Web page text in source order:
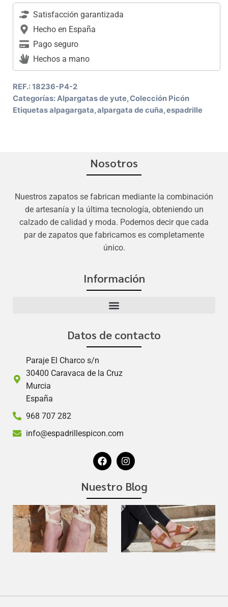
Satisfacción garantizada
Hecho en España
Pago seguro
Hechos a mano
REF.:18236-P4-2
Categorías:Alpargatas de yute,Colección Picón
Etiquetasalpagargata,alpargata de cuña,espadrille
Nosotros
Nuestros zapatos se fabrican mediante la combinación
de artesanía y la última tecnología, obteniendo un
calzado de calidad y moda. Podemos decir que cada
par de zapatos que fabricamos es completamente
único.
Información
Datos de contacto
Paraje El Charco s/n
30400 Caravaca de la Cruz
Murcia
España
968 707 282
info@espadrillespicon.com
Nuestro Blog
Las
alpargatas
con cuña
para mujer:
estilo y